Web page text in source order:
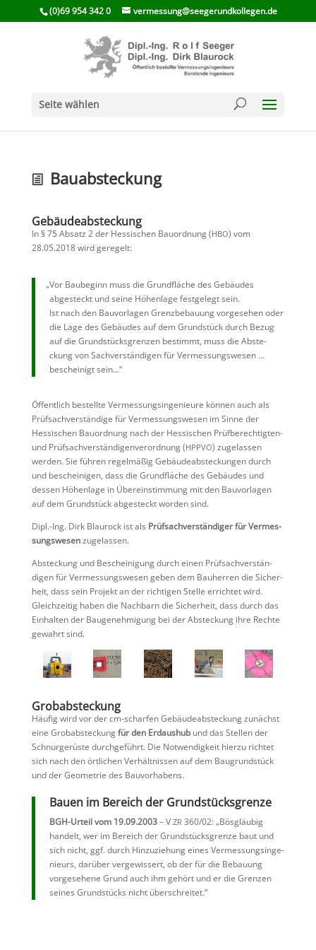
(0)69 954 342 0 vermessung@seegerundkollegen.de
Seite wählen
Bauab­ste­ckung
Gebäu­de­ab­ste­ckung
In § 75 Absatz 2 der Hessi­schen Bauord­nung (HBO) vom
28.05.2018 wird geregelt:
„Vor Baube­ginn muss die Grund­fläche des Gebäudes
abgesteckt und seine Höhen­lage festge­legt sein.
Ist nach den Bauvor­lagen Grenz­be­bauung vorge­sehen oder
die Lage des Gebäudes auf dem Grund­stück durch Bezug
auf die Grund­stücks­grenzen bestimmt, muss die Abste­
ckung von Sachver­stän­digen für Vermes­sungs­wesen …
beschei­nigt sein…“
Öffent­lich bestellte Vermes­sungs­in­ge­nieure können auch als
Prüfsach­ver­stän­dige für Vermes­sungs­wesen im Sinne der
Hessi­schen Bauord­nung nach der Hessi­schen Prüfbe­rech­tigten-
und Prüfsach­ver­stän­di­gen­ver­ord­nung (HPPVO) zugelassen
werden. Sie führen regel­mäßig Gebäu­de­ab­ste­ckungen durch
und beschei­nigen, dass die Grund­fläche des Gebäudes und
dessen Höhen­lage in Überein­stim­mung mit den Bauvor­lagen
auf dem Grund­stück abgesteckt worden sind.
Dipl.-Ing. Dirk Blaurock ist als Prüfsach­ver­stän­diger für Vermes­
sungs­wesenzugelassen.
Abste­ckung und Beschei­ni­gung durch einen Prüfsach­ver­stän­
digen für Vermes­sungs­wesen geben dem Bauherren die Sicher­
heit, dass sein Projekt an der richtigen Stelle errichtet wird.
Gleich­zeitig haben die Nachbarn die Sicher­heit, dass durch das
Einhalten der Bauge­neh­mi­gung bei der Abste­ckung ihre Rechte
gewahrt sind.
Grobab­ste­ckung
Häufig wird vor der cm-scharfen Gebäu­de­ab­ste­ckung zunächst
eine Grobab­ste­ckungfür den Erdaushubund das Stellen der
Schnur­ge­rüste durch­ge­führt. Die Notwen­dig­keit hierzu richtet
sich nach den örtli­chen Verhält­nissen auf dem Baugrund­stück
und der Geome­trie des Bauvorhabens.
Bauen im Bereich der Grundstücksgrenze
BGH-Urteil vom 19.09.2003– V ZR360/02: „Bösgläubig
handelt, wer im Bereich der Grund­stücks­grenze baut und
sich nicht, ggf. durch Hinzu­zie­hung eines Vermes­sungs­in­ge­
nieurs, darüber verge­wis­sert, ob der für die Bebauung
vorge­se­hene Grund auch ihm gehört und er die Grenzen
seines Grund­stücks nicht überschreitet.“